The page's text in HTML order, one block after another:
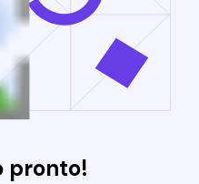
pronto!